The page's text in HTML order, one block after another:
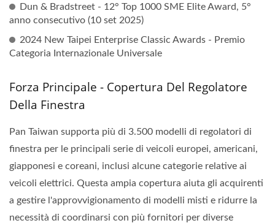
Dun & Bradstreet - 12° Top 1000 SME Elite Award, 5°
anno consecutivo (10 set 2025)
2024 New Taipei Enterprise Classic Awards - Premio
Categoria Internazionale Universale
Forza Principale - Copertura Del Regolatore
Della Finestra
Pan Taiwan supporta più di 3.500 modelli di regolatori di
finestra per le principali serie di veicoli europei, americani,
giapponesi e coreani, inclusi alcune categorie relative ai
veicoli elettrici. Questa ampia copertura aiuta gli acquirenti
a gestire l'approvvigionamento di modelli misti e ridurre la
necessità di coordinarsi con più fornitori per diverse